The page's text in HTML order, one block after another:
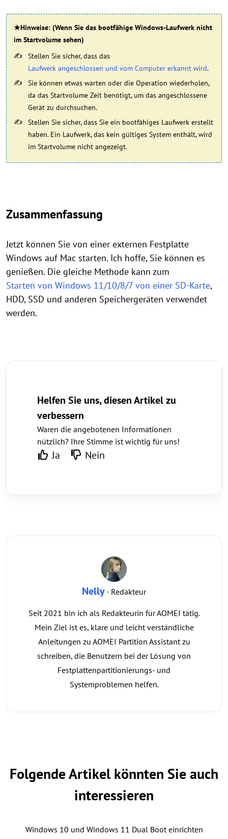
★Hinweise: (Wenn Sie das bootfähige Windows-Laufwerk nicht
im Startvolume sehen)
Stellen Sie sicher, dass das
Laufwerk angeschlossen und vom Computer erkannt wird.
Sie können etwas warten oder die Operation wiederholen,
da das Startvolume Zeit benötigt, um das angeschlossene
Gerät zu durchsuchen.
Stellen Sie sicher, dass Sie ein bootfähiges Laufwerk erstellt
haben. Ein Laufwerk, das kein gültiges System enthält, wird
im Startvolume nicht angezeigt.
Zusammenfassung
Jetzt können Sie von einer externen Festplatte
Windows auf Mac starten. Ich hoffe, Sie können es
genießen. Die gleiche Methode kann zum
Starten von Windows 11/10/8/7 von einer SD-Karte,
HDD, SSD und anderen Speichergeräten verwendet
werden.
Helfen Sie uns, diesen Artikel zu
verbessern
Waren die angebotenen Informationen
nützlich? Ihre Stimme ist wichtig für uns!
Ja Nein
Nelly · Redakteur
Seit 2021 bin ich als Redakteurin für AOMEI tätig.
Mein Ziel ist es, klare und leicht verständliche
Anleitungen zu AOMEI Partition Assistant zu
schreiben, die Benutzern bei der Lösung von
Festplattenpartitionierungs- und
Systemproblemen helfen.
Folgende Artikel könnten Sie auch
interessieren
Windows 10 und Windows 11 Dual Boot einrichten